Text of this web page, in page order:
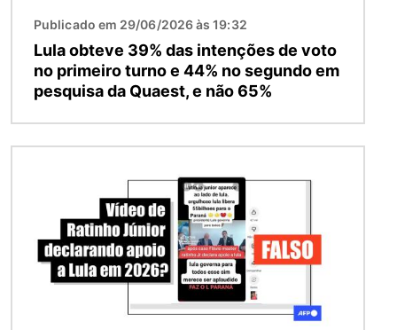
Publicado em 29/06/2026 às 19:32
Lula obteve 39% das intenções de voto
no primeiro turno e 44% no segundo em
pesquisa da Quaest, e não 65%